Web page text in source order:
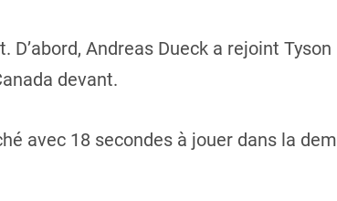
D’abord, Andreas Dueck a rejoint Tyson
devant.
avec 18 secondes à jouer dans la